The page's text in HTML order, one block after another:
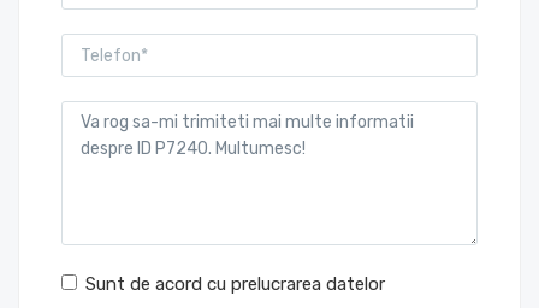
Sunt de acord cu prelucrarea datelor